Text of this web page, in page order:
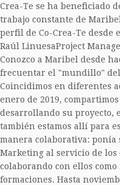
Crea-Te se ha beneficiado
trabajo constante de
perfil de Co-Crea-Te desde
Raúl LinuesaProject
Conozco a Maribel desde
frecuentar el "mundillo"
Coincidimos en diferentes
enero de 2019,
desarrollando su proyecto,
también estamos allí para
manera colaborativa: ponía
Marketing al servicio de los
colaborando con ellos
formaciones. Hasta